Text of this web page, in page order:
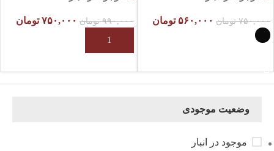
وضعیت موجودی
موجود در انبار
۷۵۰,۰۰۰ تومان ۵۶۰,۰۰۰ تومان ۹۹۰,۰۰۰ تومان ۷۵۰,۰۰۰ تومان
افزودن به سبد خرید